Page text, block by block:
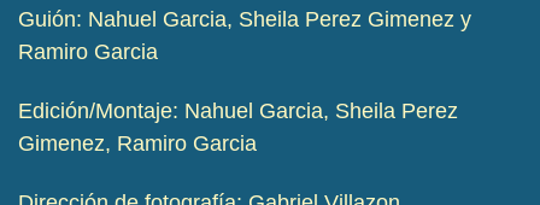
Guión: Nahuel Garcia, Sheila Perez Gimenez y
Ramiro Garcia
Edición/Montaje: Nahuel Garcia, Sheila Perez
Gimenez, Ramiro Garcia